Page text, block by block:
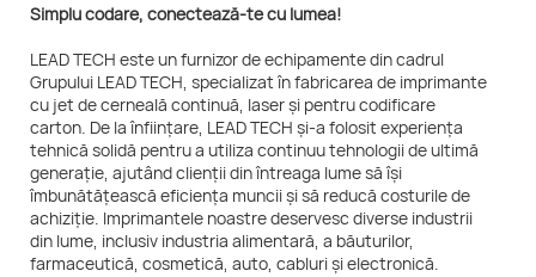
Simplu codare, conectează-te cu lumea!
LEAD TECH este un furnizor de echipamente din cadrul
Grupului LEAD TECH, specializat în fabricarea de imprimante
cu jet de cerneală continuă, laser și pentru codificare
carton. De la înființare, LEAD TECH și-a folosit experiența
tehnică solidă pentru a utiliza continuu tehnologii de ultimă
generație, ajutând clienții din întreaga lume să își
îmbunătățească eficiența muncii și să reducă costurile de
achiziție. Imprimantele noastre deservesc diverse industrii
din lume, inclusiv industria alimentară, a băuturilor,
farmaceutică, cosmetică, auto, cabluri și electronică.